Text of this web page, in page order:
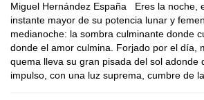
Miguel Hernández España Eres la noche,
instante mayor de su potencia lunar y
medianoche: la sombra culminante donde
donde el amor culmina. Forjado por el día,
quema lleva su gran pisada del sol adonde
impulso, con una luz suprema, cumbre de